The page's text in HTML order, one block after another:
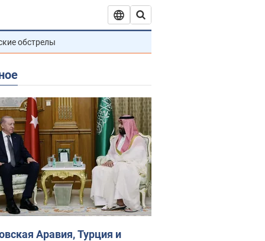
обстрелы
Аравия, Турция и